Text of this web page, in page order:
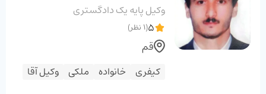
وکیل پایه یک دادگستری
5(1 نظر)
کیفری خانواده ملکی وکیل آقا
قم